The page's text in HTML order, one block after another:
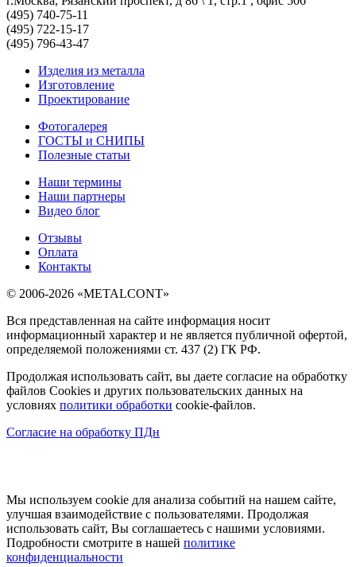
(495) 740-75-11
(495) 722-15-17
(495) 796-43-47
Изделия из металла
Изготовление
Проектирование
Фотогалерея
ГОСТЫ и СНИПЫ
Полезные статьи
Наши термины
Наши партнеры
Видео блог
Отзывы
Оплата
Контакты
© 2006-2026 «METALCONT»
Вся представленная на сайте информация носит
информационный характер и не является публичной офертой,
определяемой положениями ст. 437 (2) ГК РФ.
Продолжая использовать сайт, вы даете согласие на обработку
файлов Cookies и других пользовательских данных на
условиях политики обработки cookie-файлов.
Согласие на обработку ПДн
Мы используем cookie для анализа событий на нашем сайте,
улучшая взаимодействие с пользователями. Продолжая
использовать сайт, Вы соглашаетесь с нашими условиями.
Подробности смотрите в нашей политике
конфиденциальности